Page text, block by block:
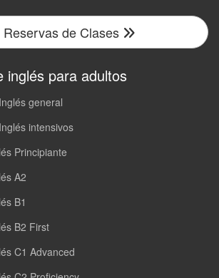
Reservas de Clases
inglés para adultos
general
intensivos
Principiante
A2
B1
B2 First
C1 Advanced